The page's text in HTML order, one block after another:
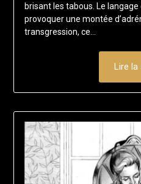
brisant les tabous. Le
provoquer une montée
transgression, ce…
Lire la